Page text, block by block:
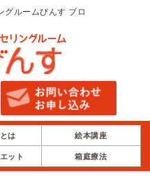
ルームびんす ブロ
は 絵本講座
ット 箱庭療法